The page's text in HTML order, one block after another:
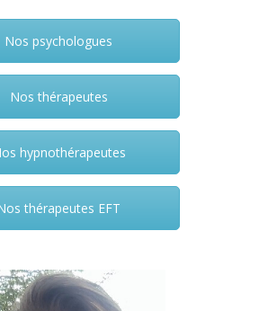
Nos psychologues
Nos thérapeutes
hypnothérapeutes
thérapeutes EFT